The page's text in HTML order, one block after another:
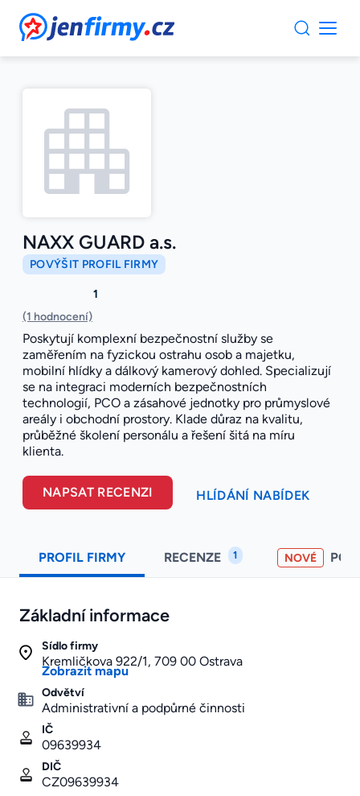
JenFirmy.cz
NAXX GUARD a.s.
POVÝŠIT PROFIL FIRMY
1
(1 hodnocení)
Poskytují komplexní bezpečnostní služby se
zaměřením na fyzickou ostrahu osob a majetku,
mobilní hlídky a dálkový kamerový dohled. Specializují
se na integraci moderních bezpečnostních
technologií, PCO a zásahové jednotky pro průmyslové
areály i obchodní prostory. Klade důraz na kvalitu,
průběžné školení personálu a řešení šitá na míru
klienta.
NAPSAT RECENZI HLÍDÁNÍ NABÍDEK
PROFIL FIRMY RECENZE 1 NOVÉ
Základní informace
Sídlo firmy
Kremličkova 922/1, 709 00 Ostrava
Zobrazit mapu
Odvětví
Administrativní a podpůrné činnosti
IČ
09639934
DIČ
CZ09639934